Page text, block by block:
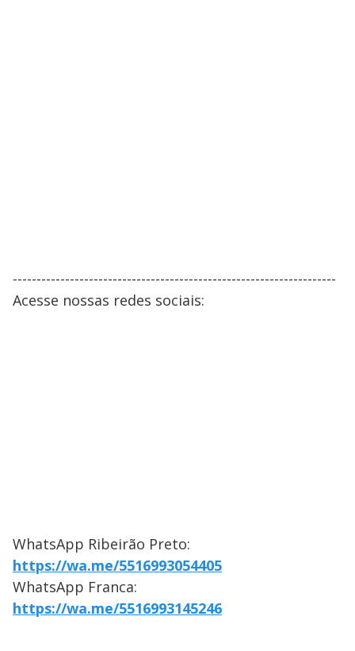
--------------------------------------------------------------------
Acesse nossas redes sociais:
WhatsApp Ribeirão Preto:
https://wa.me/5516993054405
WhatsApp Franca:
https://wa.me/5516993145246